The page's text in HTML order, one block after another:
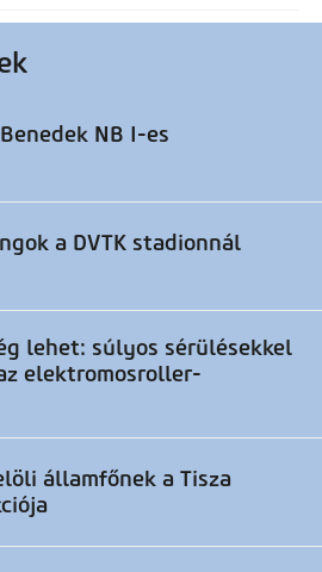
NB I-es
a DVTK stadionnál
lehet: súlyos sérülésekkel
elektromosroller-
államfőnek a Tisza